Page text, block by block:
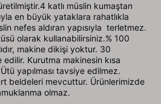
katlı müslin kumaştan
en büyük yataklara rahatlıkla
nefes aldıran yapısıyla terletmez.
olarak kullanabilirsiniz.% 100
makine dikişi yoktur. 30
Kurutma makinesin kısa
yapılması tavsiye edilmez.
beldeleri mevcuttur. Ürünlerimizde
olmaz.